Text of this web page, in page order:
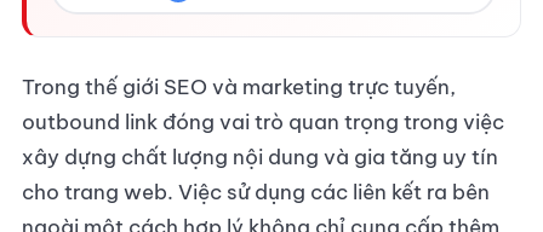
Trong thế giới SEO và marketing trực tuyến,
outbound link đóng vai trò quan trọng trong việc
xây dựng chất lượng nội dung và gia tăng uy tín
cho trang web. Việc sử dụng các liên kết ra bên
ngoài một cách hợp lý không chỉ cung cấp thêm